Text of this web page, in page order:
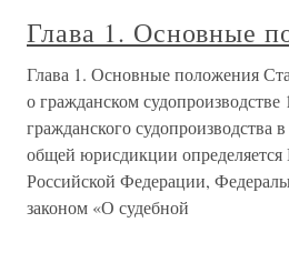
Глава 1. Основные
Глава 1. Основные положения
о гражданском
гражданского судопроизводства
общей юрисдикции определяется
Российской Федерации,
законом «О судебной